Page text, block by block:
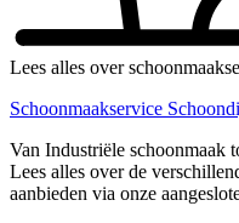
Lees alles over
Schoonmaakservice
Van Industriële schoonmaak
Lees alles over de
aanbieden via onze